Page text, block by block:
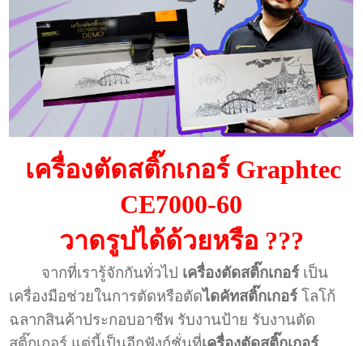
เครื่องตัดสติ๊กเกอร์ Graphtec
CE7000-60
วาดรูปได้ด้วยหรือ ???
จากที่เรารู้จักกันทั่วไป เครื่องตัดสติ๊กเกอร์ เป็น
เครื่องมือช่วยในการตัดหรือตัดไดคัทสติ๊กเกอร์โลโก้
ฉลากสินค้าประกอบอาชีพ รับงานป้าย รับงานตัด